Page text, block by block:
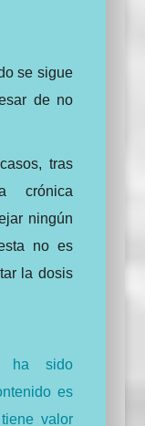
se sigue
de no
tras
crónica
ningún
no es
la dosis
ha sido
es
valor